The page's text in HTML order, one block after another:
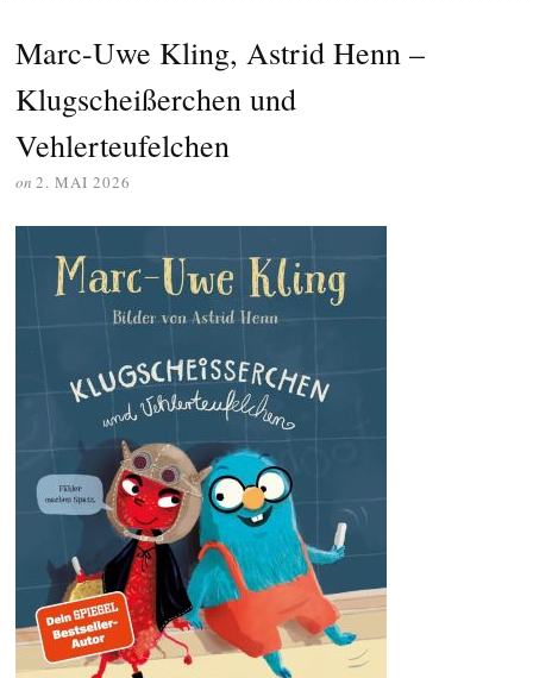
Marc-Uwe Kling, Astrid Henn –
Klugscheißerchen und
Vehlerteufelchen
on 2. MAI 2026